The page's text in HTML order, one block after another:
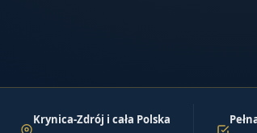
Krynica-Zdrój i cała Polska